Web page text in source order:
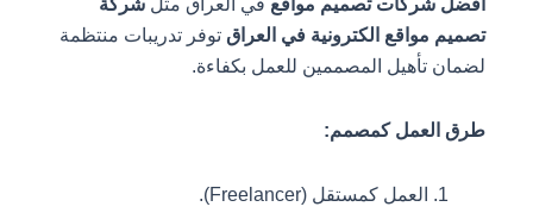
تصميم مواقع الكترونية في العراق توفر تدريبات منتظمة
لضمان تأهيل المصممين للعمل بكفاءة.
طرق العمل كمصمم:
العمل كمستقل (Freelancer).